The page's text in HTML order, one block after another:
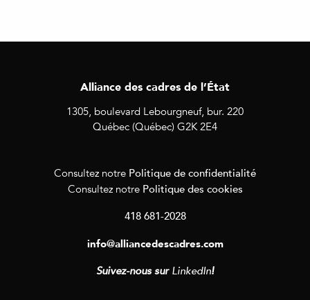
Alliance des cadres de l’État
1305, boulevard Lebourgneuf, bur. 220
Québec (Québec) G2K 2E4
Consultez notre Politique de confidentialité
Consultez notre Politique des cookies
418 681-2028
info@alliancedescadres.com
Suivez-nous sur LinkedIn!